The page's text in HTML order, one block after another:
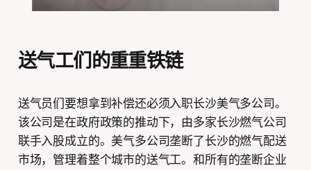
送气工们的重重铁链
送气员们要想拿到补偿还必须入职长沙美气多公司。
该公司是在政府政策的推动下，由多家长沙燃气公司
联手入股成立的。美气多公司垄断了长沙的燃气配送
市场，管理着整个城市的送气工。和所有的垄断企业